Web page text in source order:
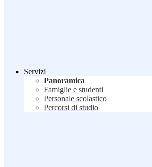
Servizi
Panoramica
Famiglie e studenti
Personale scolastico
Percorsi di studio